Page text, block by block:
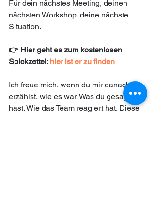
Für dein nächstes Meeting, deinen
nächsten Workshop, deine nächste
Situation.
👉 Hier geht es zum kostenlosen
Spickzettel: hier ist er zu finden
Ich freue mich, wenn du mir danach
erzählst, wie es war. Was du gesagt
hast. Wie das Team reagiert hat. Diese